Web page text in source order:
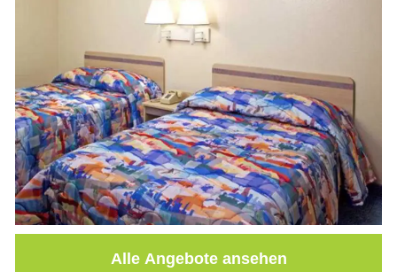
Alle Angebote ansehen